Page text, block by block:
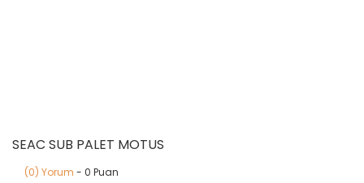
SEAC SUB PALET MOTUS
(0) Yorum - 0 Puan